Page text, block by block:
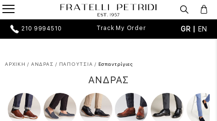
210 9994510 Track My Order GR | EN
ΑΡΧΙΚΗ / ΑΝΔΡΑΣ / ΠΑΠΟΥΤΣΙΑ / Εσπαντρίγιες
ΑΝΔΡΑΣ